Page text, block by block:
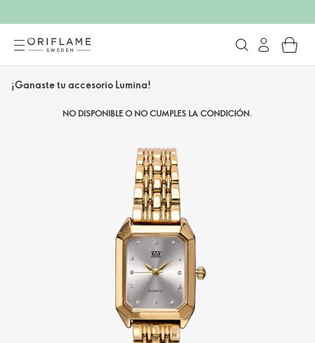
¡Ganaste tu accesorio Lumina!
NO DISPONIBLE O NO CUMPLES LA CONDICIÓN.